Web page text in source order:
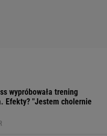
wypróbowała trening
Efekty? "Jestem cholernie